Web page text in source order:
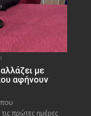
με
αφήνουν
πρώτες ημέρες